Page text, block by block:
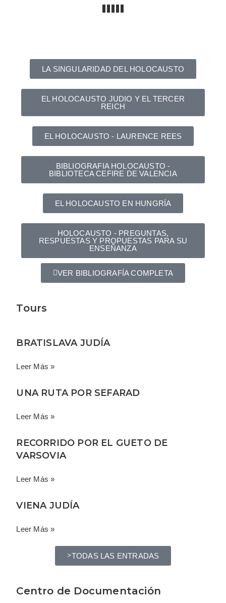
LA SINGULARIDAD DEL HOLOCAUSTO
EL HOLOCAUSTO JUDIO Y EL TERCER
REICH
EL HOLOCAUSTO - LAURENCE REES
BIBLIOGRAFIA HOLOCAUSTO -
BIBLIOTECA CEFIRE DE VALENCIA
EL HOLOCAUSTO EN HUNGRÍA
HOLOCAUSTO - PREGUNTAS,
RESPUESTAS Y PROPUESTAS PARA SU
ENSEÑANZA
VER BIBLIOGRAFÍA COMPLETA
Tours
BRATISLAVA JUDÍA
Leer Más »
UNA RUTA POR SEFARAD
Leer Más »
RECORRIDO POR EL GUETO DE
VARSOVIA
Leer Más »
VIENA JUDÍA
Leer Más »
TODAS LAS ENTRADAS
Centro de Documentación